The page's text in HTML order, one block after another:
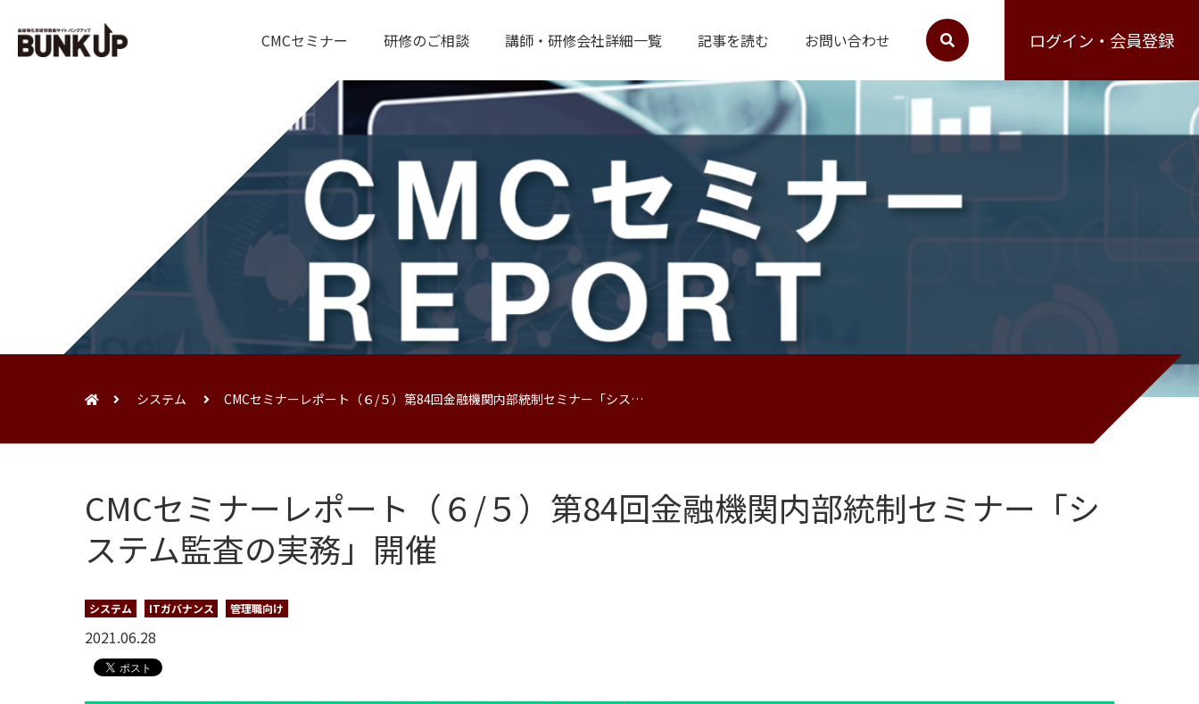
CMCセミナー 研修のご相談 講師・研修会社詳細一覧 記事を読む お問い合わせ ログイン・会員登録
システム CMCセミナーレポート（６/５）第84回金融機関内部統制セミナー「シス…
CMCセミナーレポート（６/５）第84回金融機関内部統制セミナー「シ
ステム監査の実務」開催
システム ITガバナンス 管理職向け
2021.06.28